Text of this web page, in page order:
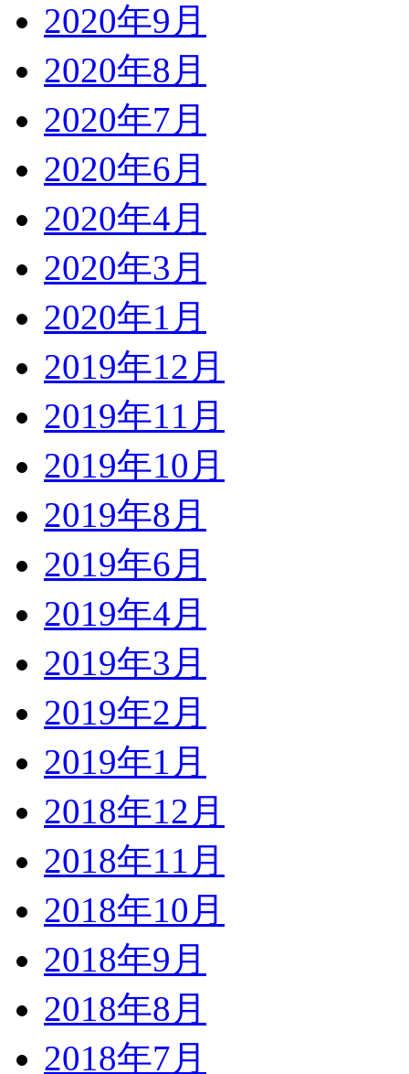
2020年9月
2020年8月
2020年7月
2020年6月
2020年4月
2020年3月
2020年1月
2019年12月
2019年11月
2019年10月
2019年8月
2019年6月
2019年4月
2019年3月
2019年2月
2019年1月
2018年12月
2018年11月
2018年10月
2018年9月
2018年8月
2018年7月